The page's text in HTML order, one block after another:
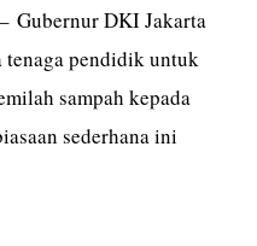
Gubernur DKI Jakarta
tenaga pendidik untuk
sampah kepada
sederhana ini